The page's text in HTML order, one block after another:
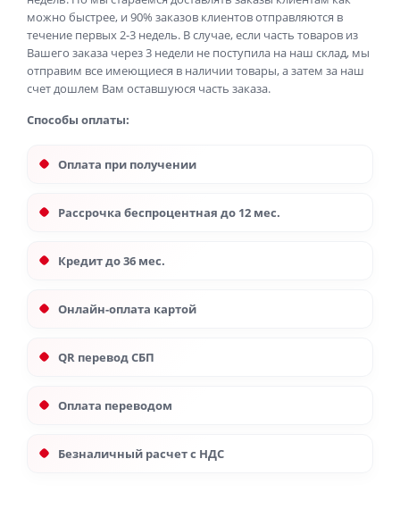
можно быстрее, и 90% заказов клиентов отправляются в
течение первых 2-3 недель. В случае, если часть товаров из
Вашего заказа через 3 недели не поступила на наш склад, мы
отправим все имеющиеся в наличии товары, а затем за наш
счет дошлем Вам оставшуюся часть заказа.
Способы оплаты:
Оплата при получении
Рассрочка беспроцентная до 12 мес.
Кредит до 36 мес.
Онлайн-оплата картой
QR перевод СБП
Оплата переводом
Безналичный расчет с НДС